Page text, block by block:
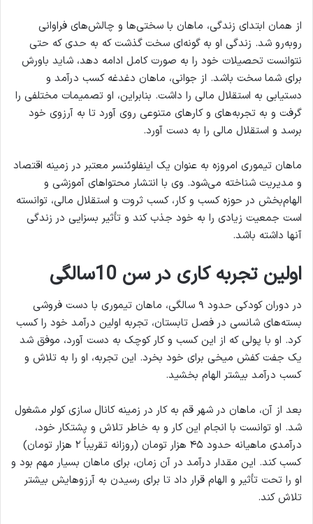
از همان ابتدای زندگی، ماهان با سختی‌ها و چالش‌های فراوانی
روبه‌رو شد. زندگی او به گونه‌ای سخت گذشت که به حدی که حتی
نتوانست تحصیلات خود را به صورت کامل ادامه دهد، شاید باورش
برای شما سخت باشد. از جوانی، ماهان دغدغه کسب درآمد و
دستیابی به استقلال مالی را داشت. بنابراین، او تصمیمات مختلفی را
گرفت و به تجربه‌های و کارهای متنوعی روی آورد تا به آرزوی خود
برسد و استقلال مالی را به دست آورد.
ماهان تیموری امروزه به عنوان یک اینفلوئنسر معتبر در زمینه اقتصاد
و مدیریت شناخته می‌شود. وی با انتشار محتواهای آموزشی و
الهام‌بخش در حوزه کسب و کار، کسب ثروت و استقلال مالی، توانسته
است جمعیت زیادی را به خود جذب کند و تأثیر بسزایی در زندگی
آنها داشته باشد.
اولین تجربه کاری در سن 10سالگی
در دوران کودکی حدود ۹ سالگی، ماهان تیموری با دست فروشی
بسته‌های شانسی در فصل تابستان، تجربه اولین درآمد خود را کسب
کرد. او با پولی که از این کسب و کار کوچک به دست آورد، موفق شد
یک جفت کفش میخی برای خود بخرد. این تجربه، او را به تلاش و
کسب درآمد بیشتر الهام بخشید.
بعد از آن، ماهان در شهر قم به کار در زمینه کانال سازی کولر مشغول
شد. او توانست با انجام این کار و به خاطر تلاش و پشتکار خود،
درآمدی ماهیانه حدود ۴۵ هزار تومان (روزانه تقریباً ۲ هزار تومان)
کسب کند. این مقدار درآمد در آن زمان، برای ماهان بسیار مهم بود و
او را تحت تأثیر و الهام قرار داد تا برای رسیدن به آرزوهایش بیشتر
تلاش کند.